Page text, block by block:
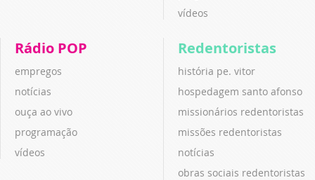
vídeos
Rádio POP
empregos
notícias
ouça ao vivo
programação
vídeos
Redentoristas
história pe. vitor
hospedagem santo afonso
missionários redentoristas
missões redentoristas
notícias
obras sociais redentoristas